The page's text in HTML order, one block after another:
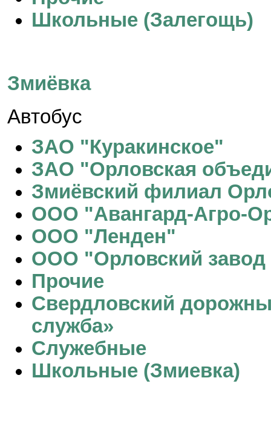
Школьные (Залегощь)
Змиёвка
Автобус
ЗАО "Куракинское"
ЗАО "Орловская
Змиёвский филиал
ООО "Авангард-Агро-
ООО "Ленден"
ООО "Орловский завод
Прочие
Свердловский
служба»
Служебные
Школьные (Змиевка)